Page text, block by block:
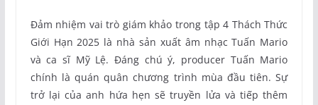
Đảm nhiệm vai trò giám khảo trong tập 4 Thách Thức
Giới Hạn 2025 là nhà sản xuất âm nhạc Tuấn Mario
và ca sĩ Mỹ Lệ. Đáng chú ý, producer Tuấn Mario
chính là quán quân chương trình mùa đầu tiên. Sự
trở lại của anh hứa hẹn sẽ truyền lửa và tiếp thêm